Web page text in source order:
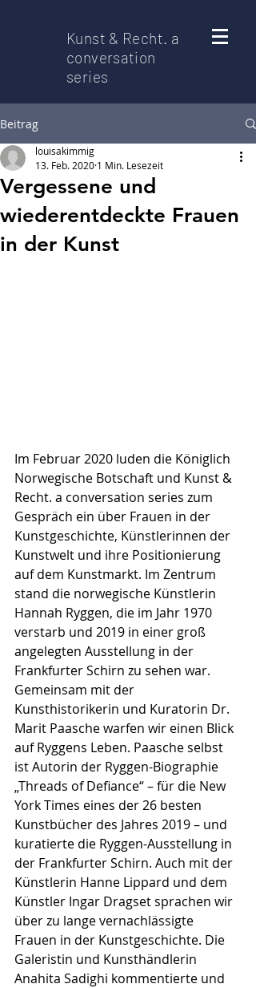
Kunst & Recht. a
conversation
series
Beitrag
Vergessene und
wiederentdeckte Frauen
in der Kunst
louisakimmig
13. Feb. 2020 1 Min. Lesezeit
Im Februar 2020 luden die Königlich
Norwegische Botschaft und Kunst &
Recht. a conversation series zum
Gespräch ein über Frauen in der
Kunstgeschichte, Künstlerinnen der
Kunstwelt und ihre Positionierung
auf dem Kunstmarkt. Im Zentrum
stand die norwegische Künstlerin
Hannah Ryggen, die im Jahr 1970
verstarb und 2019 in einer groß
angelegten Ausstellung in der
Frankfurter Schirn zu sehen war.
Gemeinsam mit der
Kunsthistorikerin und Kuratorin Dr.
Marit Paasche warfen wir einen Blick
auf Ryggens Leben. Paasche selbst
ist Autorin der Ryggen-Biographie
„Threads of Defiance“ – für die New
York Times eines der 26 besten
Kunstbücher des Jahres 2019 – und
kuratierte die Ryggen-Ausstellung in
der Frankfurter Schirn. Auch mit der
Künstlerin Hanne Lippard und dem
Künstler Ingar Dragset sprachen wir
über zu lange vernachlässigte
Frauen in der Kunstgeschichte. Die
Galeristin und Kunsthändlerin
Anahita Sadighi kommentierte und